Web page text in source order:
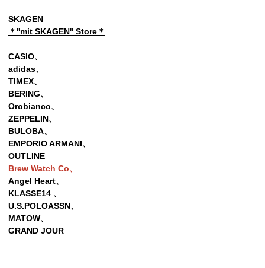
SKAGEN
＊''mit SKAGEN'' Store＊
CASIO、
adidas、
TIMEX、
BERING、
Orobianco、
ZEPPELIN、
BULOBA、
EMPORIO ARMANI、
OUTLINE
Brew Watch Co、
Angel Heart、
KLASSE14 、
U.S.POLOASSN、
MATOW、
GRAND JOUR